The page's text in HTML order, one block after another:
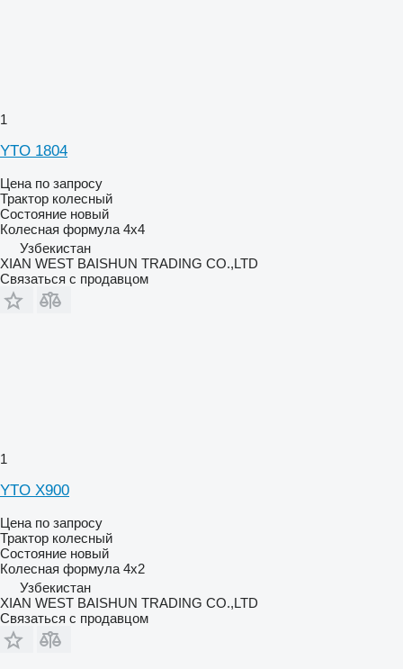
1
YTO 1804
Цена по запросу
Трактор колесный
Состояние новый
Колесная формула 4x4
Узбекистан
XIAN WEST BAISHUN TRADING CO.,LTD
Связаться с продавцом
1
YTO X900
Цена по запросу
Трактор колесный
Состояние новый
Колесная формула 4x2
Узбекистан
XIAN WEST BAISHUN TRADING CO.,LTD
Связаться с продавцом